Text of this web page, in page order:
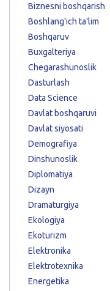
Biznesni boshqarish
Boshlang'ich ta'lim
Boshqaruv
Buxgalteriya
Chegarashunoslik
Dasturlash
Data Science
Davlat boshqaruvi
Davlat siyosati
Demografiya
Dinshunoslik
Diplomatiya
Dizayn
Dramaturgiya
Ekologiya
Ekoturizm
Elektronika
Elektrotexnika
Energetika